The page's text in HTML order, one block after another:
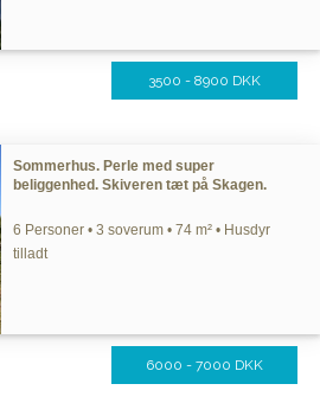
3500 - 8900 DKK
Sommerhus. Perle med super
beliggenhed. Skiveren tæt på Skagen.
6 Personer • 3 soverum • 74 m² • Husdyr
tilladt
6000 - 7000 DKK